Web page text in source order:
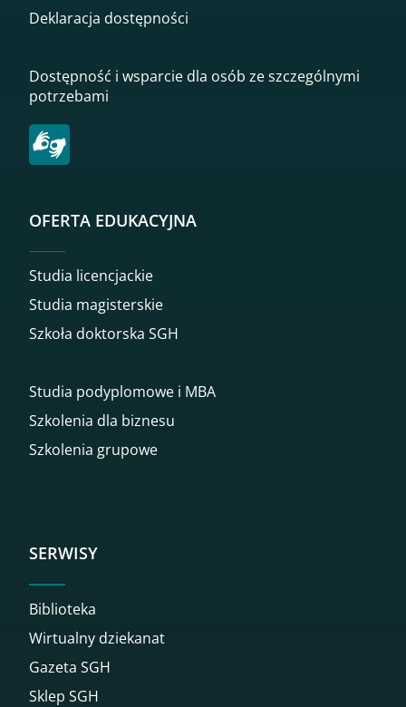
Deklaracja dostępności
Dostępność i wsparcie dla osób ze szczególnymi
potrzebami
OFERTA EDUKACYJNA
Studia licencjackie
Studia magisterskie
Szkoła doktorska SGH
Studia podyplomowe i MBA
Szkolenia dla biznesu
Szkolenia grupowe
SERWISY
Biblioteka
Wirtualny dziekanat
Gazeta SGH
Sklep SGH